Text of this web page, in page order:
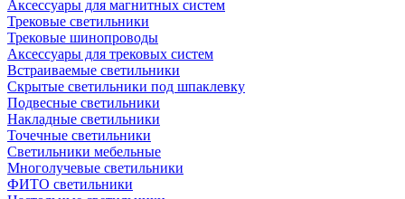
Аксессуары для магнитных систем
Трековые светильники
Трековые шинопроводы
Аксессуары для трековых систем
Встраиваемые светильники
Скрытые светильники под шпаклевку
Подвесные светильники
Накладные светильники
Точечные светильники
Светильники мебельные
Многолучевые светильники
ФИТО светильники